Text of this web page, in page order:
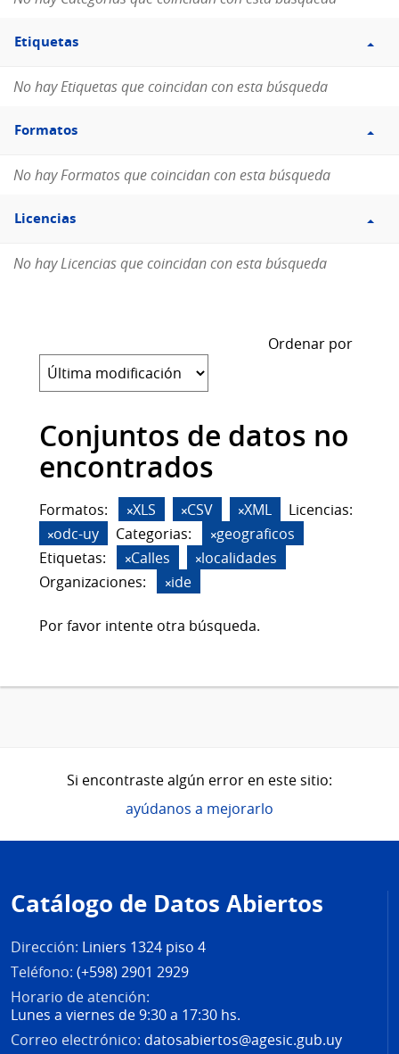
Filtro
Etiquetas
Etiquetas
No hay Etiquetas que coincidan con esta búsqueda
Filtro
Formatos
Formatos
No hay Formatos que coincidan con esta búsqueda
Filtro
Licencias
Licencias
No hay Licencias que coincidan con esta búsqueda
Ordenar por
Conjuntos de datos no
encontrados
Formatos: XLS CSV XML
Licencias:
odc-uy
Categorias:
geograficos
Etiquetas:
Calles
localidades
Organizaciones:
ide
Por favor intente otra búsqueda.
Si encontraste algún error en este sitio:
ayúdanos a mejorarlo
de
página
Catálogo de Datos Abiertos
Dirección: Liniers 1324 piso 4
Teléfono: (+598) 2901 2929
Horario de atención:
Lunes a viernes de 9:30 a 17:30 hs.
Correo electrónico: datosabiertos@agesic.gub.uy